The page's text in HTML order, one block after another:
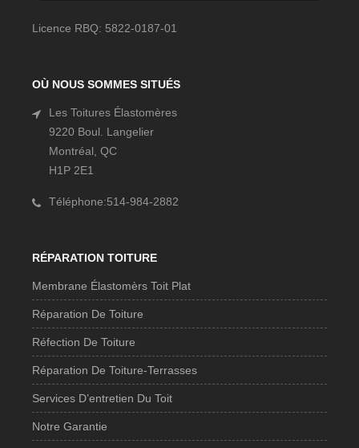
Licence RBQ: 5822-0187-01
OÙ NOUS SOMMES SITUÉS
Les Toitures Élastomères
9220 Boul. Langelier
Montréal, QC
H1P 2E1
Téléphone:514-984-2882
RÉPARATION TOITURE
Membrane Élastomèrs Toit Plat
Réparation De Toiture
Réfection De Toiture
Réparation De Toiture-Terrasses
Services D’entretien Du Toit
Notre Garantie